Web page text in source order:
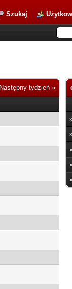
Szukaj
Następny tydzień »
»
»
»
»
»